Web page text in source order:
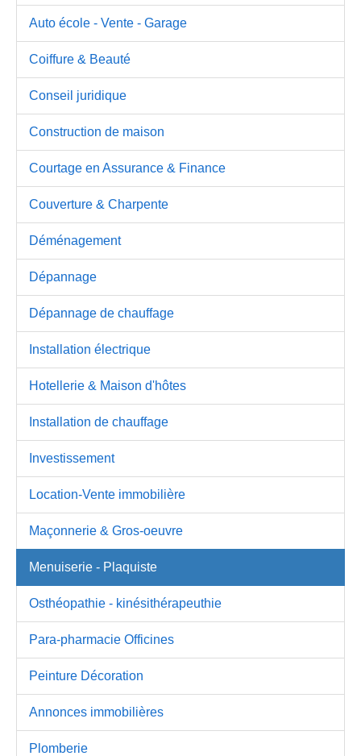
Auto école - Vente - Garage
Coiffure & Beauté
Conseil juridique
Construction de maison
Courtage en Assurance & Finance
Couverture & Charpente
Déménagement
Dépannage
Dépannage de chauffage
Installation électrique
Hotellerie & Maison d'hôtes
Installation de chauffage
Investissement
Location-Vente immobilière
Maçonnerie & Gros-oeuvre
Menuiserie - Plaquiste
Osthéopathie - kinésithérapeuthie
Para-pharmacie Officines
Peinture Décoration
Annonces immobilières
Plomberie